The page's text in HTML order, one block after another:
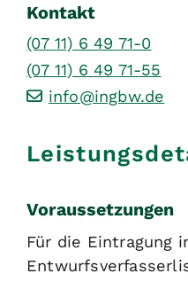
Kontakt
(07 11) 6 49 71-0
(07 11) 6 49 71-55
info@ingbw.de
Voraussetzungen
Für die Eintragung